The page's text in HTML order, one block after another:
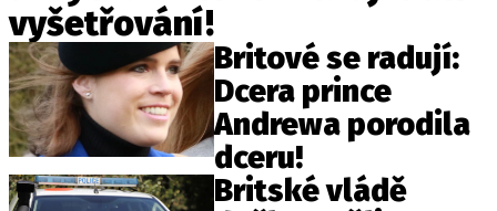
vyšetřování!
Britové se radují:
Dcera prince
Andrewa porodila
dceru!
Britské vládě